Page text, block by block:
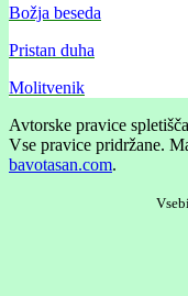
Božja beseda
Pristan duha
Molitvenik
Avtorske pravice
Vse pravice pridržane.
bavotasan.com.